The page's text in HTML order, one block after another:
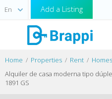
Add a Listing
Home Properties Rent
Homes
Alquiler de casa moderna tipo
1891 GS